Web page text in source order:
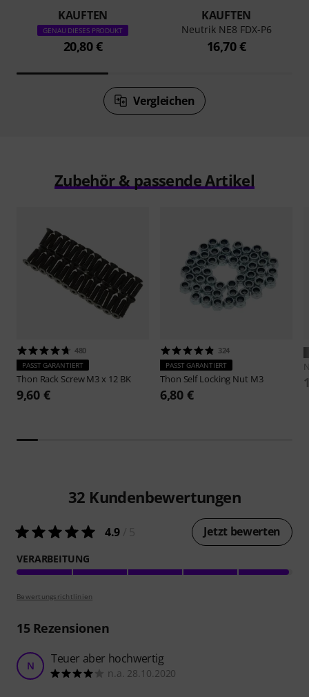
KAUFTEN
GENAU DIESES PRODUKT
20,80 €
KAUFTEN
Neutrik NE8 FDX-P6
16,70 €
Vergleichen
Zubehör & passende Artikel
480
PASST GARANTIERT
Thon Rack Screw M3 x 12 BK
9,60 €
324
PASST GARANTIERT
Thon Self Locking Nut M3
6,80 €
32 Kundenbewertungen
4.9 Jetzt bewerten
VERARBEITUNG
Bewertungsrichtlinien
15Rezensionen
N Teuer aber hochwertig
n.a. 28.10.2020